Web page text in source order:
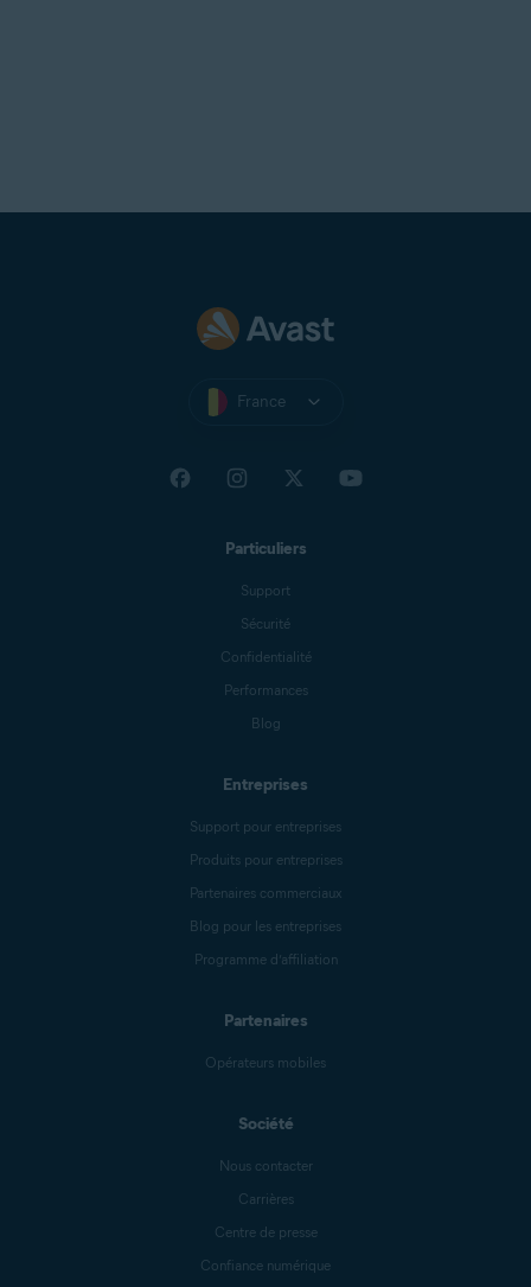
France
Particuliers
Support
Sécurité
Confidentialité
Performances
Blog
Entreprises
Support pour entreprises
Produits pour entreprises
Partenaires commerciaux
Blog pour les entreprises
Programme d’affiliation
Partenaires
Opérateurs mobiles
Société
Nous contacter
Carrières
Centre de presse
Confiance numérique